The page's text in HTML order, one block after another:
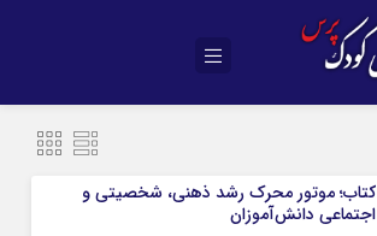
کتاب؛ موتور محرک رشد ذهنی، شخصیتی و
اجتماعی دانش‌آموزان